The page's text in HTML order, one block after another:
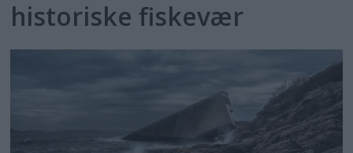
historiske fiskevær